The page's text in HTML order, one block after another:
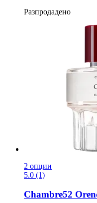
Разпродадено
2 опции
5.0 (1)
Chambre52